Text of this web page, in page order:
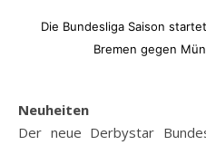
Die Bundesliga Saison
Bremen gegen
Neuheiten
Der neue Derbystar